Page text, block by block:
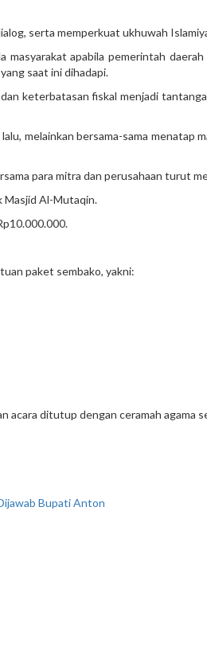
serta memperkuat ukhuwah
apabila pemerintah
saat ini dihadapi.
keterbatasan fiskal menjadi
melainkan bersama-sama menatap
para mitra dan perusahaan turut
Masjid Al-Mutaqin.
paket sembako, yakni:
ditutup dengan ceramah
Bupati Anton